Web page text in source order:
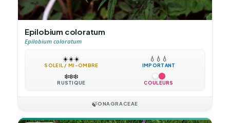
Epilobium coloratum
Epilobium coloratum
☀️☀️☀️
SOLEIL / MI-OMBRE
💧 💧 💧
IMPORTANT
❄️❄️❄️
RUSTIQUE COULEURS
🍃ONAGRACEAE